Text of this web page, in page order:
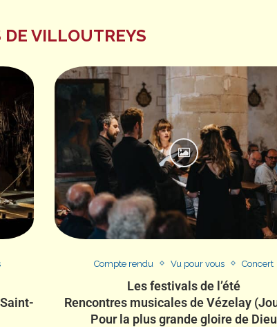
DE VILLOUTREYS
Compte rendu Vu pour vous Concert
Les festivals de l’été
Rencontres musicales de Vézelay
Pour la plus grande gloire de Dieu